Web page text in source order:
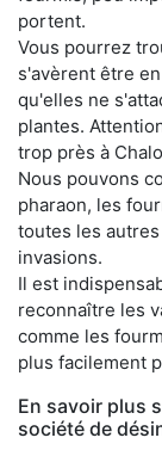
portent.
Vous pourrez
s'avèrent être
qu'elles ne
plantes.
trop près à
Nous pouvons
pharaon, les
toutes les
invasions.
Il est
reconnaître les
comme les
plus facilement
En savoir plus
société de